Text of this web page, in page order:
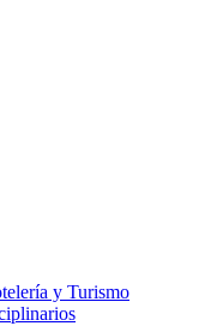
y Turismo